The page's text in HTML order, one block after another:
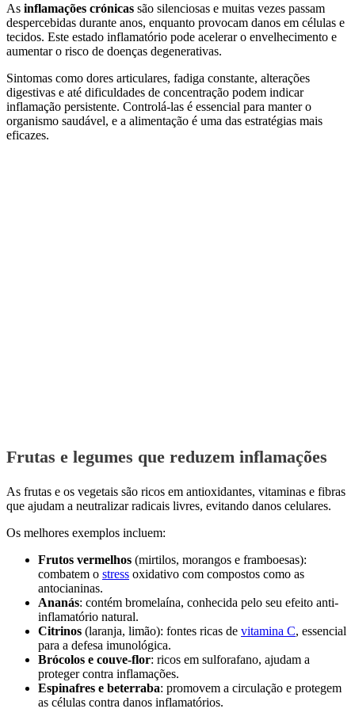
As inflamações crónicas são silenciosas e muitas vezes passam
despercebidas durante anos, enquanto provocam danos em células e
tecidos. Este estado inflamatório pode acelerar o envelhecimento e
aumentar o risco de doenças degenerativas.
Sintomas como dores articulares, fadiga constante, alterações
digestivas e até dificuldades de concentração podem indicar
inflamação persistente. Controlá-las é essencial para manter o
organismo saudável, e a alimentação é uma das estratégias mais
eficazes.
Frutas e legumes que reduzem inflamações
As frutas e os vegetais são ricos em antioxidantes, vitaminas e fibras
que ajudam a neutralizar radicais livres, evitando danos celulares.
Os melhores exemplos incluem:
Frutos vermelhos (mirtilos, morangos e framboesas):
combatem o stress oxidativo com compostos como as
antocianinas.
Ananás: contém bromelaína, conhecida pelo seu efeito anti-
inflamatório natural.
Citrinos (laranja, limão): fontes ricas de vitamina C, essencial
para a defesa imunológica.
Brócolos e couve-flor: ricos em sulforafano, ajudam a
proteger contra inflamações.
Espinafres e beterraba: promovem a circulação e protegem
as células contra danos inflamatórios.